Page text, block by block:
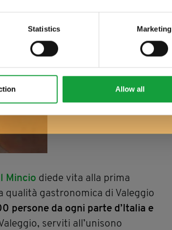
Statistics Marketing
Allow all
Mincio diede vita alla prima
gastronomica di Valeggio
persone da ogni parte d’Italia e
serviti all’unisono